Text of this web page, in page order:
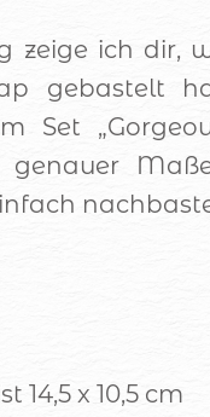
zeige ich dir,
gebastelt
Set
genauer
14,5 x 10,5 cm